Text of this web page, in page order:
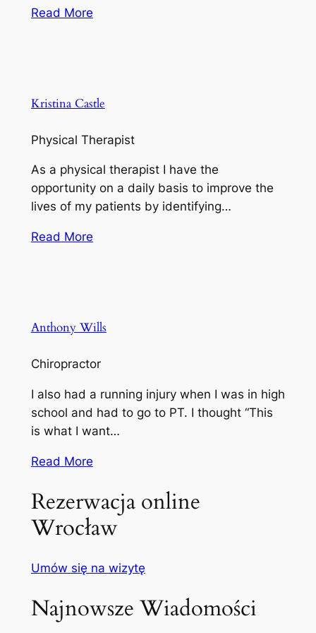
Read More
Kristina Castle
Physical Therapist
As a physical therapist I have the
opportunity on a daily basis to improve the
lives of my patients by identifying…
Read More
Anthony Wills
Chiropractor
I also had a running injury when I was in high
school and had to go to PT. I thought “This
is what I want…
Read More
Rezerwacja online
Wrocław
Umów się na wizytę
Najnowsze Wiadomości